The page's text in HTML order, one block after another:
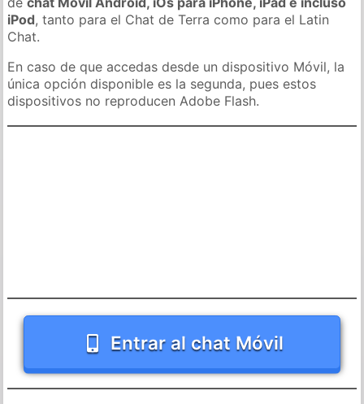
iPod, tanto para el Chat de Terra como para el Latin
Chat.
En caso de que accedas desde un dispositivo Móvil, la
única opción disponible es la segunda, pues estos
dispositivos no reproducen Adobe Flash.
Entrar al chat Móvil